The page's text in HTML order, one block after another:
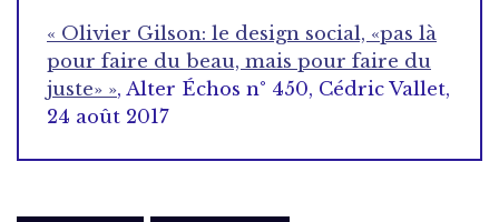
« Olivier Gilson: le design social, «pas là
pour faire du beau, mais pour faire du
juste» », Alter Échos n° 450, Cédric Vallet,
24 août 2017